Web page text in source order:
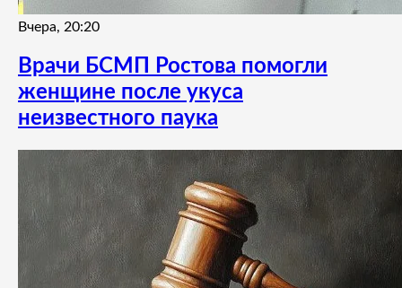
Вчера, 20:20
Врачи БСМП Ростова помогли
женщине после укуса
неизвестного паука